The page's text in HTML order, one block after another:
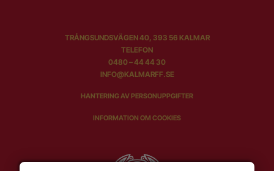
TRÅNGSUNDSVÄGEN 40, 393 56 KALMAR
TELEFON
0480 – 44 44 30
INFO@KALMARFF.SE
HANTERING AV PERSONUPPGIFTER
INFORMATION OM COOKIES